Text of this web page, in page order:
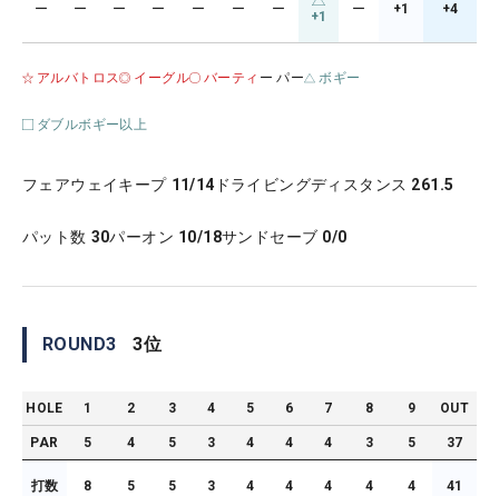
ー ー ー ー ー ー ー +1 ー +1 +4
アルバトロス イーグル バーティ ー パー ボギー
ダブルボギー以上
フェアウェイキープ 11/14 ドライビングディスタンス 261.5
パット数 30パーオン 10/18サンドセーブ 0/0
ROUND3 3位
HOLE 1 2 3 4 5 6 7 8 9 OUT
PAR 5 4 5 3 4 4 4 3 5 37
打数 8 5 5 3 4 4 4 4 4 41